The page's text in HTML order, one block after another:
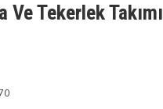
Tekerlek Takımı